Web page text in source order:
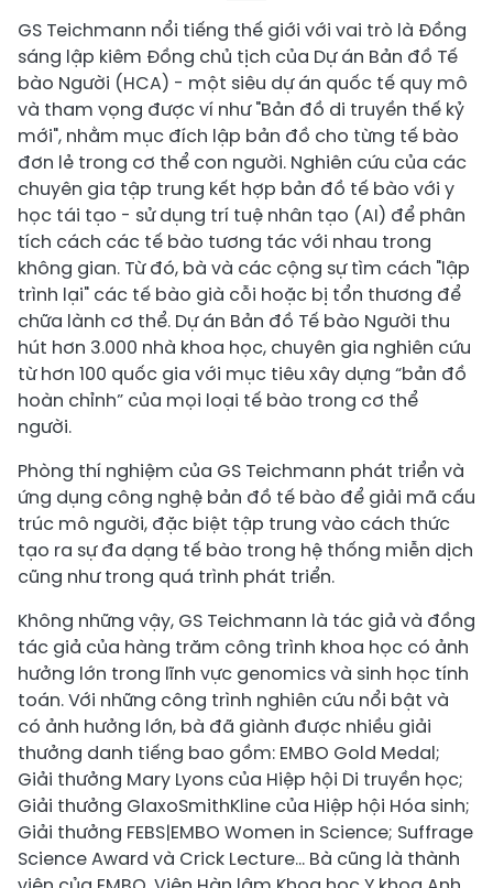
GS Teichmann nổi tiếng thế giới với vai trò là Đồng
sáng lập kiêm Đồng chủ tịch của Dự án Bản đồ Tế
bào Người (HCA) - một siêu dự án quốc tế quy mô
và tham vọng được ví như "Bản đồ di truyền thế kỷ
mới", nhằm mục đích lập bản đồ cho từng tế bào
đơn lẻ trong cơ thể con người. Nghiên cứu của các
chuyên gia tập trung kết hợp bản đồ tế bào với y
học tái tạo - sử dụng trí tuệ nhân tạo (AI) để phân
tích cách các tế bào tương tác với nhau trong
không gian. Từ đó, bà và các cộng sự tìm cách "lập
trình lại" các tế bào già cỗi hoặc bị tổn thương để
chữa lành cơ thể. Dự án Bản đồ Tế bào Người thu
hút hơn 3.000 nhà khoa học, chuyên gia nghiên cứu
từ hơn 100 quốc gia với mục tiêu xây dựng “bản đồ
hoàn chỉnh” của mọi loại tế bào trong cơ thể
người.
Phòng thí nghiệm của GS Teichmann phát triển và
ứng dụng công nghệ bản đồ tế bào để giải mã cấu
trúc mô người, đặc biệt tập trung vào cách thức
tạo ra sự đa dạng tế bào trong hệ thống miễn dịch
cũng như trong quá trình phát triển.
Không những vậy, GS Teichmann là tác giả và đồng
tác giả của hàng trăm công trình khoa học có ảnh
hưởng lớn trong lĩnh vực genomics và sinh học tính
toán. Với những công trình nghiên cứu nổi bật và
có ảnh hưởng lớn, bà đã giành được nhiều giải
thưởng danh tiếng bao gồm: EMBO Gold Medal;
Giải thưởng Mary Lyons của Hiệp hội Di truyền học;
Giải thưởng GlaxoSmithKline của Hiệp hội Hóa sinh;
Giải thưởng FEBS|EMBO Women in Science; Suffrage
Science Award và Crick Lecture... Bà cũng là thành